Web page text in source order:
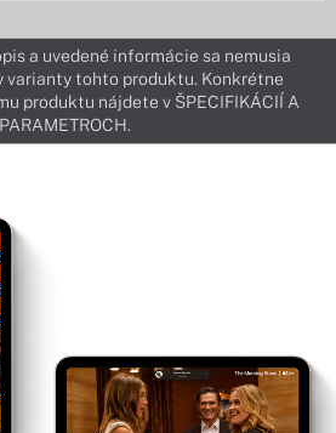
a uvedené informácie sa nemusia
varianty tohto produktu. Konkrétne
produktu nájdete v ŠPECIFIKÁCIÍ A
PARAMETROCH.